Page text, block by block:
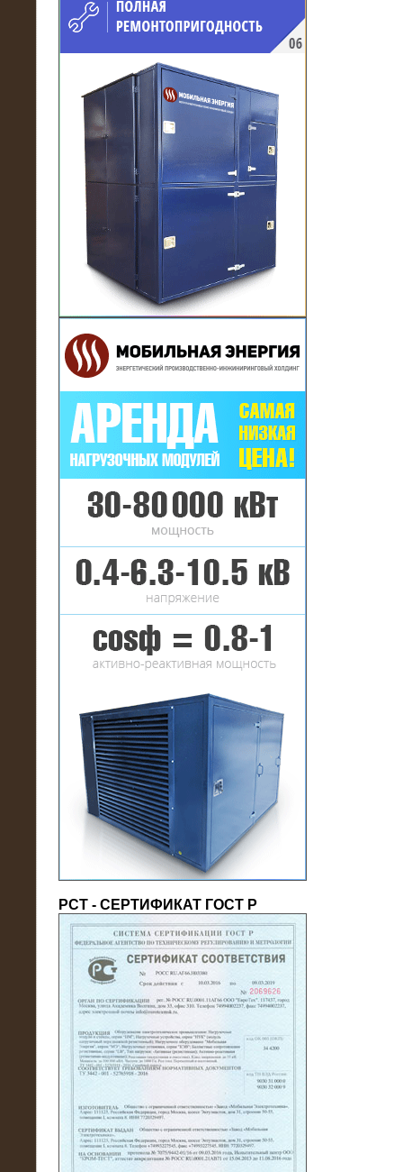
21.03.2017
Комплектная трансформаторная
подстанция 6 МВА (морское
исполнение, IP56)
16.01.2017
Аренда нагрузочного комплекса 22
МВт (10 кВ) на газовое
месторождение
17.10.2016
Резистивный высоковольтный
нагрузочный модуль 5 МВт
(напряжение 6/10 кВ)
21.08.2016
На производственное предприятие
модули 20 МВт (0,4 кВ)
РСТ - СЕРТИФИКАТ ГОСТ Р